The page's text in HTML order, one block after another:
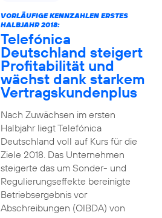
VORLÄUFIGE KENNZAHLEN ERSTES
HALBJAHR 2018:
Telefónica
Deutschland steigert
Profitabilität und
wächst dank starkem
Vertragskundenplus
Nach Zuwächsen im ersten
Halbjahr liegt Telefónica
Deutschland voll auf Kurs für die
Ziele 2018. Das Unternehmen
steigerte das um Sonder- und
Regulierungseffekte bereinigte
Betriebsergebnis vor
Abschreibungen (OIBDA) von